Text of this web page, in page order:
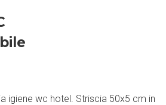
igiene wc hotel. Striscia 50x5 cm in